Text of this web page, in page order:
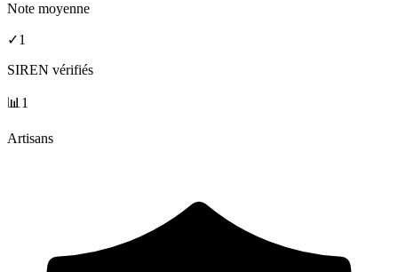
Note moyenne
✓1
SIREN vérifiés
📊 1
Artisans